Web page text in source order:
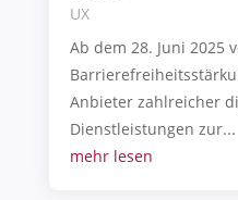
UX
Ab dem 28. Juni 2025
Anbieter zahlreicher
Dienstleistungen zur...
mehr lesen